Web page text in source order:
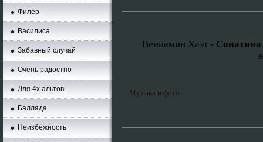
Филёр
Василиса
Забавный случай
Очень радостно
Для 4х альтов
Баллада
Неизбежность
Вениамин Хаэт -
Музыка и фото